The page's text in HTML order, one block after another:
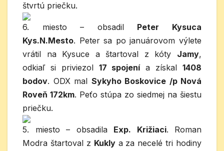
štvrtú priečku.
6. miesto – obsadil Peter Kysuca
Kys.N.Mesto. Peter sa po januárovom výlete
vrátil na Kysuce a štartoval z kóty Jamy,
odkiaľ si priviezol 17 spojenía získal1408
bodov. ODX mal Sykyho Boskovice /p Nová
Roveň 172km. Peťo stúpa zo siedmej na šiestu
priečku.
5. miesto – obsadila Exp. Križiaci. Roman
Modra štartoval z Kuklya za necelé tri hodiny